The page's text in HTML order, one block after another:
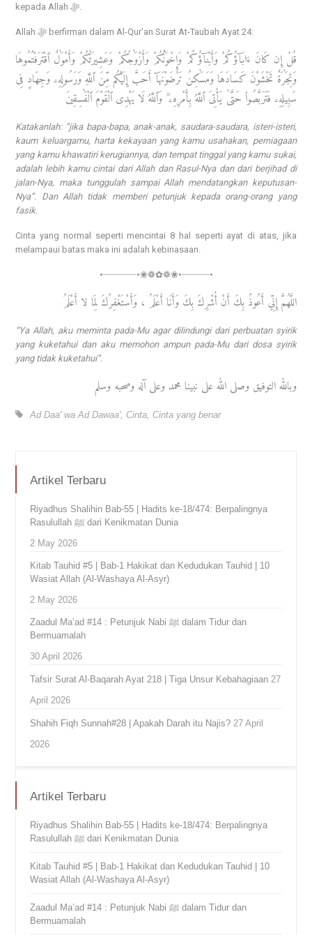
Allah ﷻ berfirman dalam Al-Qur’an Surat At-Taubah Ayat 24:
قُلْ إِن كَانَ ءَابَآؤُكُمْ وَأَبْنَآؤُكُمْ وَإِخْوَٰنُكُمْ وَأَزْوَٰجُكُمْ وَعَشِيرَتُكُمْ وَأَمْوَٰلٌ ٱقْتَرَفْتُمُوهَا
وَتِجَٰرَةٌ تَخْشَوْنَ كَسَادَهَا وَمَسَٰكِنُ تَرْضَوْنَهَآ أَحَبَّ إِلَيْكُم مِّنَ ٱللَّهِ وَرَسُولِهِۦ وَجِهَادٍ فِى
سَبِيلِهِۦ فَتَرَبَّصُوا۟ حَتَّىٰ يَأْتِىَ ٱللَّهُ بِأَمْرِهِۦ ۗ وَٱللَّهُ لَا يَهْدِى ٱلْقَوْمَ ٱلْفَٰسِقِينَ
Katakanlah: “jika bapa-bapa, anak-anak, saudara-saudara, isteri-isteri,
kaum keluargamu, harta kekayaan yang kamu usahakan, perniagaan
yang kamu khawatiri kerugiannya, dan tempat tinggal yang kamu sukai,
adalah lebih kamu cintai dari Allah dan Rasul-Nya dan dari berjihad di
jalan-Nya, maka tunggulah sampai Allah mendatangkan keputusan-
Nya”. Dan Allah tidak memberi petunjuk kepada orang-orang yang
fasik.
Cinta yang normal seperti mencintai 8 hal seperti ayat di atas, jika
melampaui batas maka ini adalah kebinasaan.
•┈┈┈┈┈┈•❀❁✿❁❀•┈┈┈┈┈•
اللَّهُمَّ إِنِّي أَعُوذُ بِكَ أَنْ أُشْرِكَ بِكَ وَأَنَا أَعْلَمُ ، وَأَسْتَغْفِرُكَ لِمَا لا أَعْلَمُ
“Ya Allah, aku meminta pada-Mu agar dilindungi dari perbuatan syirik
yang kuketahui dan aku memohon ampun pada-Mu dari dosa syirik
yang tidak kuketahui”.
وبالله التوفيق وصلى الله على نبينا محمد وعلى آله وصحبه وسلم
Ad Daa' wa Ad Dawaa', Cinta Cinta yang benar
Artikel Terbaru
Riyadhus Shalihin Bab-55 | Hadits ke-18/474: Berpalingnya
Rasulullah ﷺ dari Kenikmatan Dunia
2 May 2026
Kitab Tauhid #5 | Bab-1 Hakikat dan Kedudukan Tauhid | 10
Wasiat Allah (Al-Washaya Al-Asyr)
2 May 2026
Zaadul Ma’ad #14 : Petunjuk Nabi ﷺ dalam Tidur dan
Bermuamalah
30 April 2026
Tafsir Surat Al-Baqarah Ayat 218 | Tiga Unsur Kebahagiaan 27
April 2026
Shahih Fiqh Sunnah#28 | Apakah Darah itu Najis? 27 April
2026
Artikel Terbaru
Riyadhus Shalihin Bab-55 | Hadits ke-18/474: Berpalingnya
Rasulullah ﷺ dari Kenikmatan Dunia
Kitab Tauhid #5 | Bab-1 Hakikat dan Kedudukan Tauhid | 10
Wasiat Allah (Al-Washaya Al-Asyr)
Zaadul Ma’ad #14 : Petunjuk Nabi ﷺ dalam Tidur dan
Bermuamalah